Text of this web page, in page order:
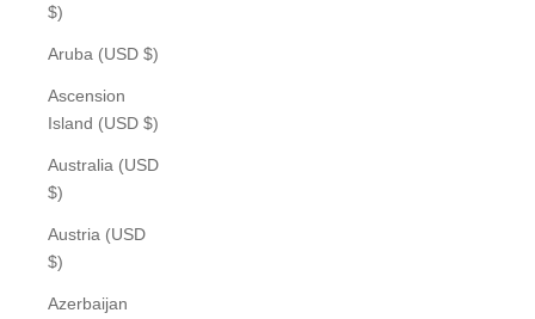
$)
Aruba (USD $)
Ascension
Island (USD $)
Australia (USD
$)
Austria (USD
$)
Azerbaijan